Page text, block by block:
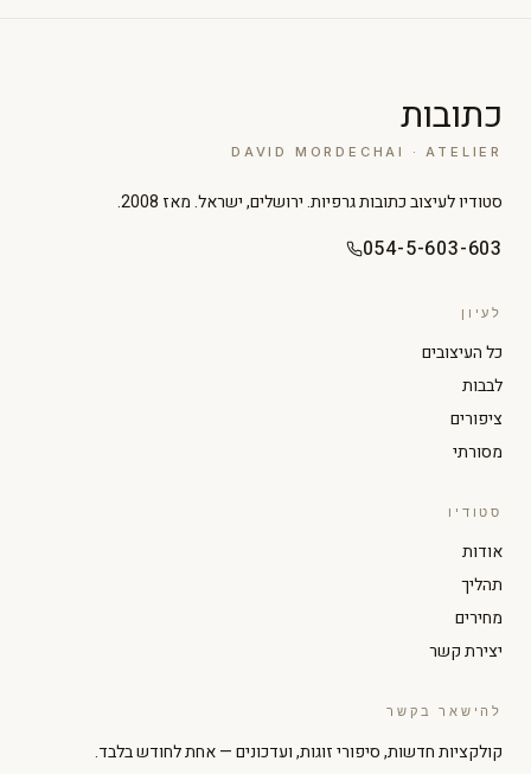
כתובות
DAVID MORDECHAI · ATELIER
סטודיו לעיצוב כתובות גרפיות. ירושלים, ישראל. מאז 2008.
054-5-603-603
לעיון
כל העיצובים
לבבות
ציפורים
מסורתי
סטודיו
אודות
תהליך
מחירים
יצירת קשר
להישאר בקשר
קולקציות חדשות, סיפורי זוגות, ועדכונים — אחת לחודש בלבד.